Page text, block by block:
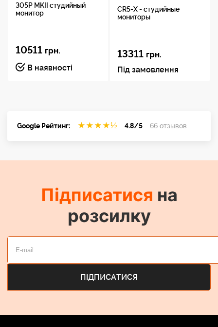
305P MKII студийный
монитор
10511 грн.
В наявності
CR5-X - студийные
мониторы
13311 грн.
Під замовлення
Google Рейтинг: ★ ★ ★ ★½ 4.8/5 66 отзывов
Підписатися на
розсилку